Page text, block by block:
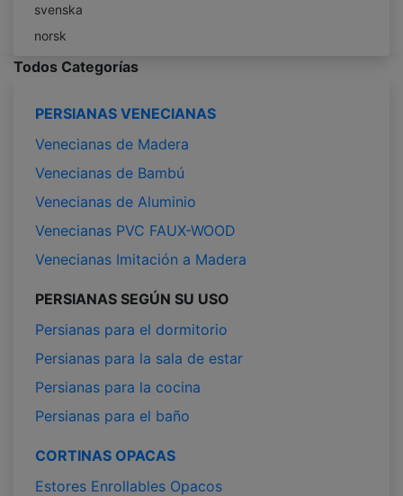
svenska
norsk
Todos Categorías
PERSIANAS VENECIANAS
Venecianas de Madera
Venecianas de Bambú
Venecianas de Aluminio
Venecianas PVC FAUX-WOOD
Venecianas Imitación a Madera
PERSIANAS SEGÚN SU USO
Persianas para el dormitorio
Persianas para la sala de estar
Persianas para la cocina
Persianas para el baño
CORTINAS OPACAS
Estores Enrollables Opacos